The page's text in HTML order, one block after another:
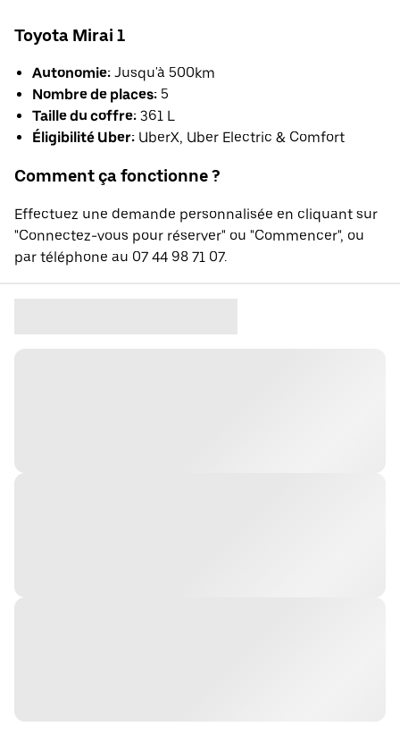
Toyota Mirai 1
Autonomie: Jusqu'à 500km
Nombre de places: 5
Taille du coffre: 361 L
Éligibilité Uber: UberX, Uber Electric & Comfort
Comment ça fonctionne ?
Effectuez une demande personnalisée en cliquant sur
"Connectez-vous pour réserver" ou "Commencer", ou
par téléphone au 07 44 98 71 07.